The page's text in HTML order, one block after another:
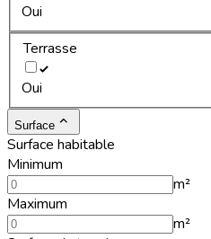
Oui
Terrasse
Oui
Surface
Surface habitable
Minimum
m²
Maximum
m²